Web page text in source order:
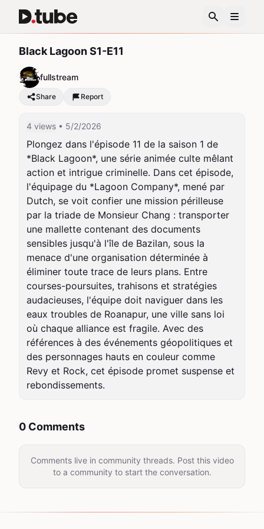
Black Lagoon S1-E11
fullstream
Share Report
4 views • 5/2/2026
Plongez dans l'épisode 11 de la saison 1 de
*Black Lagoon*, une série animée culte mêlant
action et intrigue criminelle. Dans cet épisode,
l'équipage du *Lagoon Company*, mené par
Dutch, se voit confier une mission périlleuse
par la triade de Monsieur Chang : transporter
une mallette contenant des documents
sensibles jusqu'à l'île de Bazilan, sous la
menace d'une organisation déterminée à
éliminer toute trace de leurs plans. Entre
courses-poursuites, trahisons et stratégies
audacieuses, l'équipe doit naviguer dans les
eaux troubles de Roanapur, une ville sans loi
où chaque alliance est fragile. Avec des
références à des événements géopolitiques et
des personnages hauts en couleur comme
Revy et Rock, cet épisode promet suspense et
rebondissements.
0 Comments
Comments live in community threads. Post this video
to a community to start the conversation.